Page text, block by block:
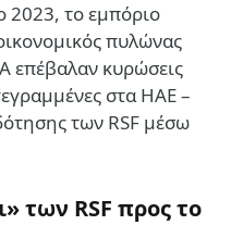
2023, το εμπόριο
πυλώνας
επέβαλαν κυρώσεις
στα ΗΑΕ –
των RSF μέσω
των RSF προς το